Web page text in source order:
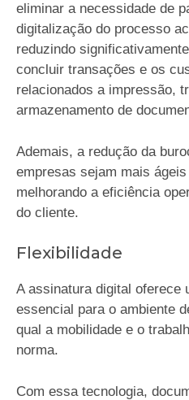
eliminar a necessidade de
digitalização do processo
reduzindo
concluir transações e os
relacionados a impressão,
armazenamento de
Ademais, a redução da
empresas sejam mais
melhorando a eficiência
do cliente.
Flexibilidade
A assinatura digital oferece
essencial para o ambiente
qual a mobilidade e o
norma.
Com essa tecnologia,